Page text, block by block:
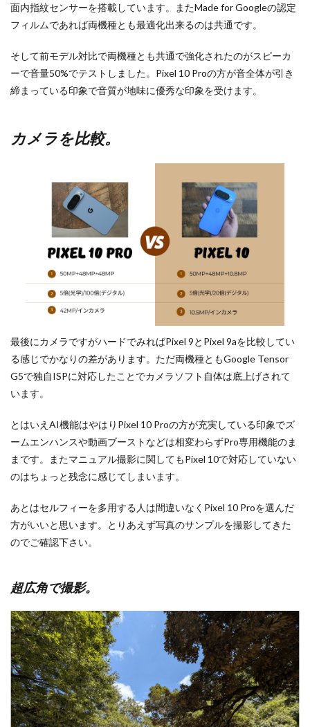
面内指紋センサーを搭載しています。またMade for Googleの認定
フィルムであれば両機種とも最適化出来るのは共通です。
そして前モデル対比で両機種とも共通で強化されたのがスピーカ
ーで音量50%でテストしました。Pixel 10 Proの方が音全体が引き
締まっている印象で音質が地味に優秀な印象を受けます。
カメラを比較。
最後にカメラですがハードでみればPixel 9とPixel 9aを比較してい
る感じでかなりの差があります。ただ両機種ともGoogle Tensor
G5で独自ISPに対応したことでカメラソフト自体は底上げされて
います。
とはいえAI機能はやはりPixel 10 Proの方が充実している印象でズ
ームエンハンスや動画ブーストなどは相変わらずPro専用機能のま
まです。またマニュアル撮影に関してもPixel 10で対応していない
のはちょっと残念に感じてしまいます。
あとはセルフィーを多用する人は間違いなくPixel 10 Proを選んだ
方がいいと思います。とりあえず写真のサンプルを撮影してきた
のでご確認下さい。
超広角で撮影。